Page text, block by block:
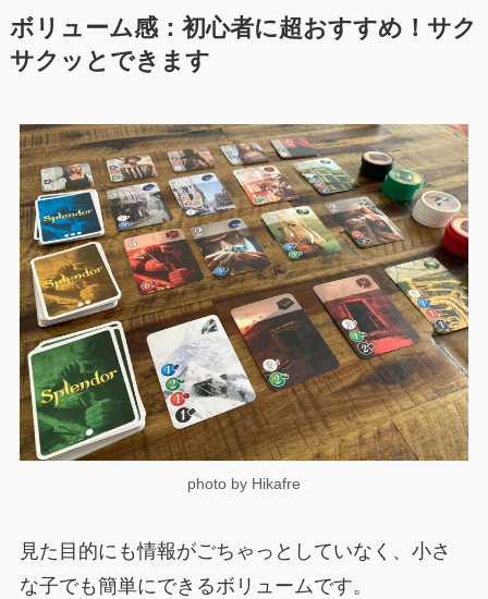
ボリューム感：初心者に超おすすめ！サク
サクッとできます
photo by Hikafre
見た目的にも情報がごちゃっとしていなく、小さ
な子でも簡単にできるボリュームです。